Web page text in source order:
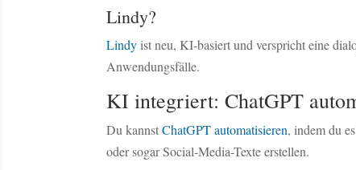
Lindy?
Lindy ist neu, KI-basiert und verspricht eine
Anwendungsfälle.
KI integriert: ChatGPT
Du kannstChatGPT automatisieren, indem du
oder sogar Social-Media-Texte erstellen.